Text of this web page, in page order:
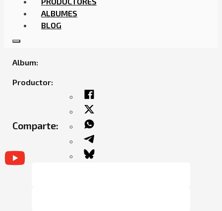
ALBUMES
BLOG
Album:
Productor:
Comparte: